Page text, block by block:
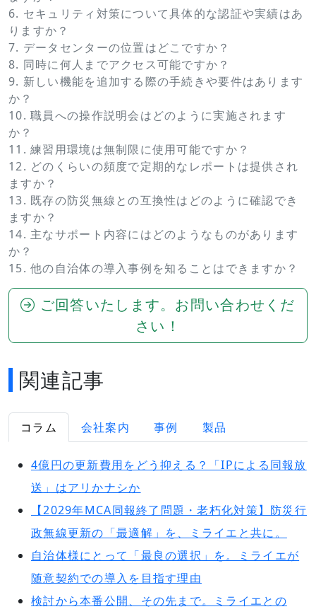
6. セキュリティ対策について具体的な認証や実績はあ
りますか？
7. データセンターの位置はどこですか？
8. 同時に何人までアクセス可能ですか？
9. 新しい機能を追加する際の手続きや要件はあります
か？
10. 職員への操作説明会はどのように実施されます
か？
11. 練習用環境は無制限に使用可能ですか？
12. どのくらいの頻度で定期的なレポートは提供され
ますか？
13. 既存の防災無線との互換性はどのように確認でき
ますか？
14. 主なサポート内容にはどのようなものがあります
か？
15. 他の自治体の導入事例を知ることはできますか？
ご回答いたします。お問い合わせくだ
さい！
関連記事
コラム 会社案内 事例 製品
4億円の更新費用をどう抑える？「IPによる同報放
送」はアリかナシか
【2029年MCA同報終了問題・老朽化対策】防災行
政無線更新の「最適解」を、ミライエと共に。
自治体様にとって「最良の選択」を。ミライエが
随意契約での導入を目指す理由
検討から本番公開、その先まで。ミライエとの